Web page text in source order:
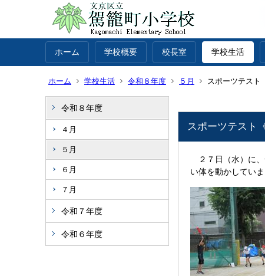
ホーム 学校概要 校長室 学校生活
ホーム 学校生活 令和８年度 ５月 スポーツテスト
令和８年度
４月
５月
６月
７月
令和７年度
令和６年度
スポーツテスト
２７日（水）に、
い体を動かしてい